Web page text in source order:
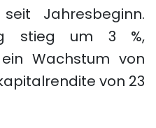
Jahresbeginn.
stieg um 3 %,
Wachstum von
von 23